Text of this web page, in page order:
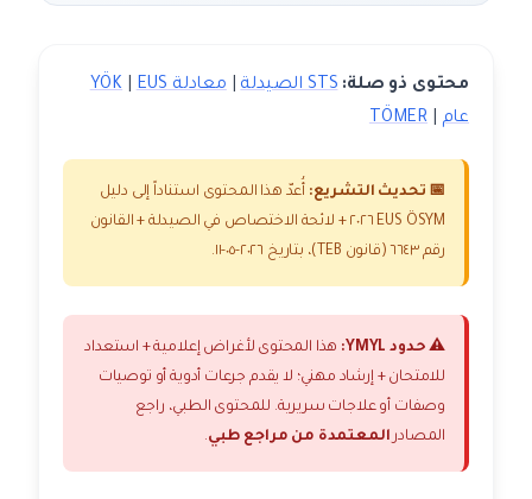
محتوى ذو صلة: STS الصيدلة |معادلة YÖKEUS
عام
TÖMER
📅 تحديث التشريع: أُعدّ هذا المحتوى استناداً إلى دليل
EUS ÖSYM ٢٠٢٦ + لائحة الاختصاص في الصيدلة + القانون
رقم ٦٦٤٣ (قانون TEB)، بتاريخ ٢٠٢٦-٠٥-١١.
⚠️ حدود YMYL:
هذا المحتوى لأغراض إعلامية + استعداد
للامتحان + إرشاد مهني؛ لا يقدم جرعات أدوية أو توصيات
وصفات أو علاجات سريرية. للمحتوى الطبي، راجع
المصادر المعتمدة من مراجع طبي.